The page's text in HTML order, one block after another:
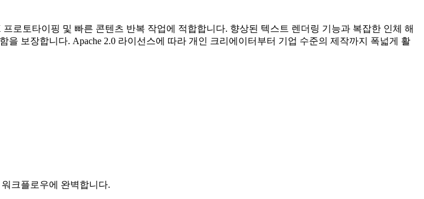
로토타이핑 및 빠른 콘텐츠 반복 작업에 적합합니다. 향상된 텍스트 렌더링 기능과 복잡한 인체 해
보장합니다. Apache 2.0 라이선스에 따라 개인 크리에이터부터 기업 수준의 제작까지 폭넓게 활
크플로우에 완벽합니다.